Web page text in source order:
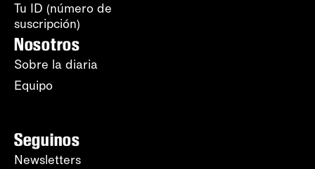
Tu ID (número de
suscripción)
Nosotros
Sobre la diaria
Equipo
Seguinos
Newsletters